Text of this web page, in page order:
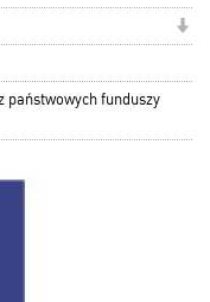
państwowych funduszy